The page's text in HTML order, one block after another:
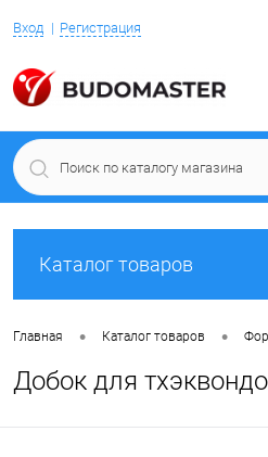
Вход Регистрация
Каталог товаров
Главная • Каталог товаров •
Добок для